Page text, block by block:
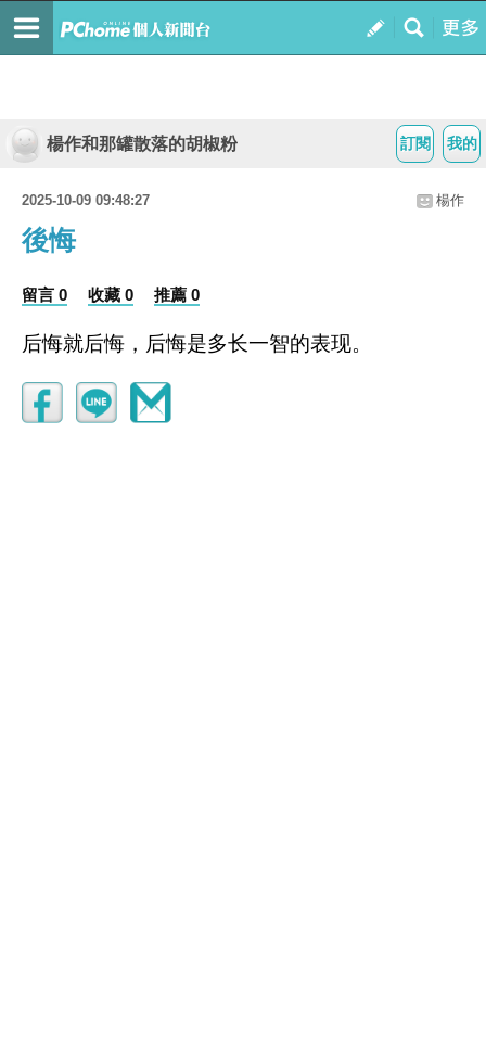
我的
訂閱
楊作和那罐散落的胡椒粉
2025-10-09 09:48:27 楊作
後悔
留言 0 收藏 0 推薦 0
后悔就后悔，后悔是多长一智的表现。